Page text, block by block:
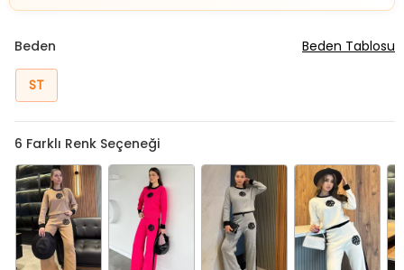
Beden
ST
Beden Tablosu
6 Farklı Renk Seçeneği